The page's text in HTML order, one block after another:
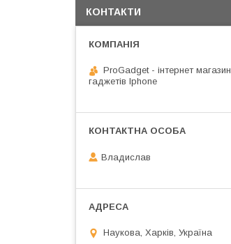
КОНТАКТИ
ProGadget - iнтернет магазин
гаджетів Iphone
Владислав
Наукова, Харків, Україна